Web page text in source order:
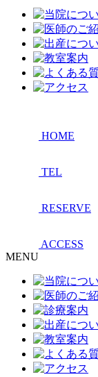
HOME
TEL
RESERVE
ACCESS
MENU